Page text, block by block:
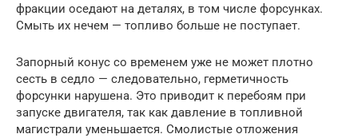
фракции оседают на деталях, в том числе форсунках.
Смыть их нечем — топливо больше не поступает.
Запорный конус со временем уже не может плотно
сесть в седло — следовательно, герметичность
форсунки нарушена. Это приводит к перебоям при
запуске двигателя, так как давление в топливной
магистрали уменьшается. Смолистые отложения